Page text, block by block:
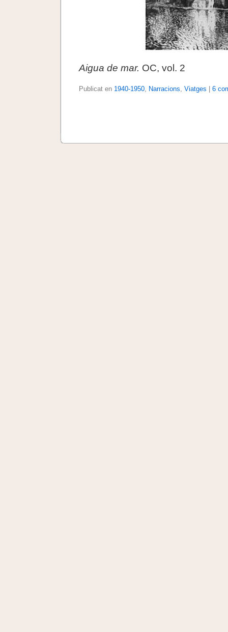
Aigua de mar. OC, vol. 2
Publicat en 1940-1950, Narracions, Viatges 6